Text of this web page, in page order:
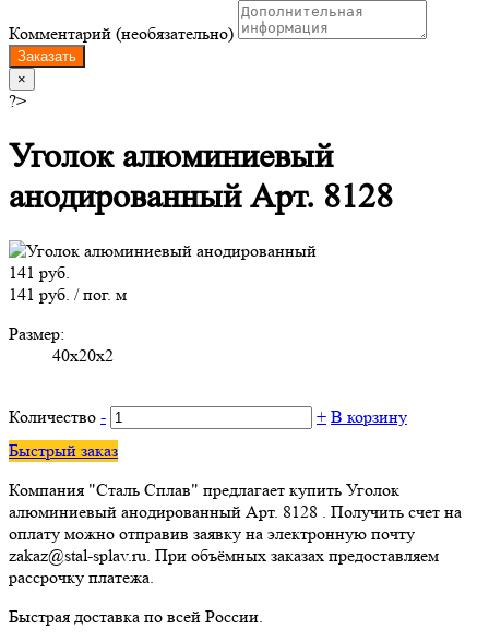
Комментарий (необязательно)
Заказать
×
?>
Уголок алюминиевый
анодированный Арт. 8128
141 руб.
141 руб. / пог. м
Размер:
40х20х2
Количество - + В корзину
Быстрый заказ
Компания "Сталь Сплав" предлагает купить Уголок
алюминиевый анодированный Арт. 8128 . Получить счет на
оплату можно отправив заявку на электронную почту
zakaz@stal-splav.ru. При объёмных заказах предоставляем
рассрочку платежа.
Быстрая доставка по всей России.